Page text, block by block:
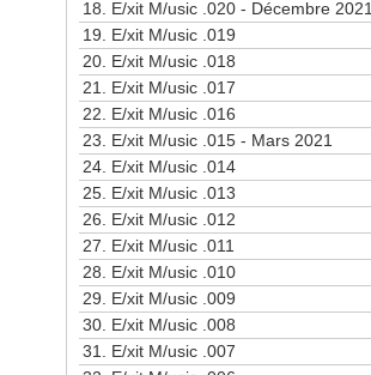
18. E/xit M/usic .020 - Décembre 2021
19. E/xit M/usic .019
20. E/xit M/usic .018
21. E/xit M/usic .017
22. E/xit M/usic .016
23. E/xit M/usic .015 - Mars 2021
24. E/xit M/usic .014
25. E/xit M/usic .013
26. E/xit M/usic .012
27. E/xit M/usic .011
28. E/xit M/usic .010
29. E/xit M/usic .009
30. E/xit M/usic .008
31. E/xit M/usic .007